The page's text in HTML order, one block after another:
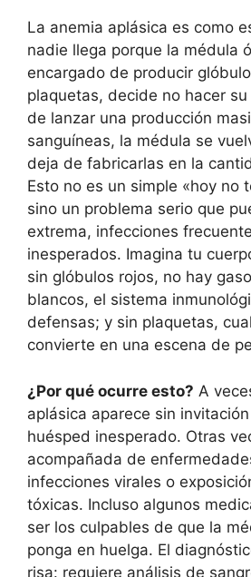
La anemia aplásica es como
nadie llega porque la médula
encargado de producir
plaquetas, decide no hacer
de lanzar una producción
sanguíneas, la médula se
deja de fabricarlas en la
Esto no es un simple «hoy no
sino un problema serio que
extrema, infecciones
inesperados. Imagina tu
sin glóbulos rojos, no hay
blancos, el sistema
defensas; y sin plaquetas,
convierte en una escena de
¿Por qué ocurre esto? A
aplásica aparece sin
huésped inesperado. Otras
acompañada de
infecciones virales o
tóxicas. Incluso algunos
ser los culpables de que la
ponga en huelga. El
risa: requiere análisis de